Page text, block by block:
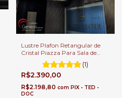
Lustre Plafon Retangular de
Cristal Piazza Para Sala de
Estar e Jantar
(1)
R$2.390,00
R$2.198,80 com PIX • TED •
DOC